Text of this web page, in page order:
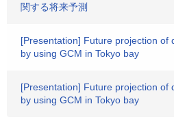
関する将来予測
[Presentation] Future projection of
by using GCM in Tokyo bay
[Presentation] Future projection of
by using GCM in Tokyo bay